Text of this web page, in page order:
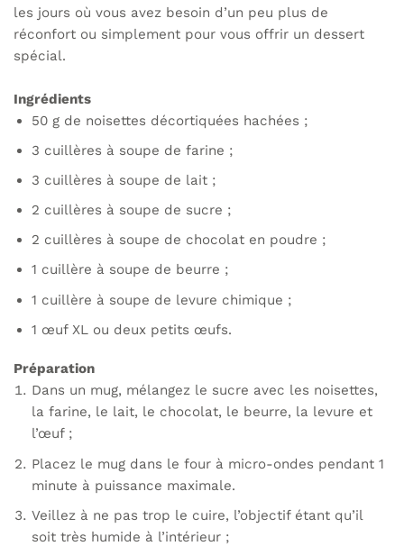
les jours où vous avez besoin d’un peu plus de
réconfort ou simplement pour vous offrir un dessert
spécial.
Ingrédients
50 g de noisettes décortiquées hachées ;
3 cuillères à soupe de farine ;
3 cuillères à soupe de lait ;
2 cuillères à soupe de sucre ;
2 cuillères à soupe de chocolat en poudre ;
1 cuillère à soupe de beurre ;
1 cuillère à soupe de levure chimique ;
1 œuf XL ou deux petits œufs.
Préparation
Dans un mug, mélangez le sucre avec les noisettes,
la farine, le lait, le chocolat, le beurre, la levure et
l’œuf ;
Placez le mug dans le four à micro-ondes pendant 1
minute à puissance maximale.
Veillez à ne pas trop le cuire, l’objectif étant qu’il
soit très humide à l’intérieur ;